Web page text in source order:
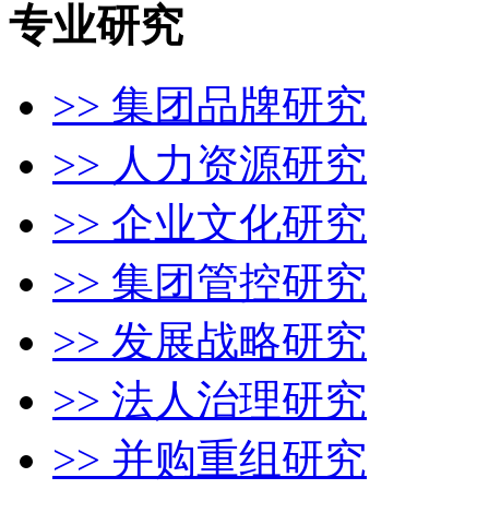
专业研究
>> 集团品牌研究
>> 人力资源研究
>> 企业文化研究
>> 集团管控研究
>> 发展战略研究
>> 法人治理研究
>> 并购重组研究